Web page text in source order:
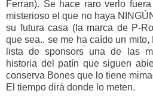
Ferran). Se hace raro verlo
misterioso el que no haya
su futura casa (la marca de P-
que sea.. se me ha caído un mito,
lista de sponsors una de las
historia del patín que siguen
conserva Bones que lo tiene
El tiempo dirá donde lo meten.